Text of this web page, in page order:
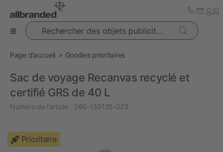
Rechercher des objets publicitaires
Page d’accueil Goodies prioritaires
Sac de voyage Recanvas recyclé et
certifié GRS de 40 L
Numéro de l’article : 360-130125-023
Prioritaire